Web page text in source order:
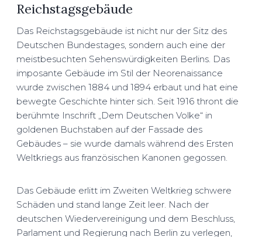
Reichstagsgebäude
Das Reichstagsgebäude ist nicht nur der Sitz des
Deutschen Bundestages, sondern auch eine der
meistbesuchten Sehenswürdigkeiten Berlins. Das
imposante Gebäude im Stil der Neorenaissance
wurde zwischen 1884 und 1894 erbaut und hat eine
bewegte Geschichte hinter sich. Seit 1916 thront die
berühmte Inschrift „Dem Deutschen Volke“ in
goldenen Buchstaben auf der Fassade des
Gebäudes – sie wurde damals während des Ersten
Weltkriegs aus französischen Kanonen gegossen.
Das Gebäude erlitt im Zweiten Weltkrieg schwere
Schäden und stand lange Zeit leer. Nach der
deutschen Wiedervereinigung und dem Beschluss,
Parlament und Regierung nach Berlin zu verlegen,